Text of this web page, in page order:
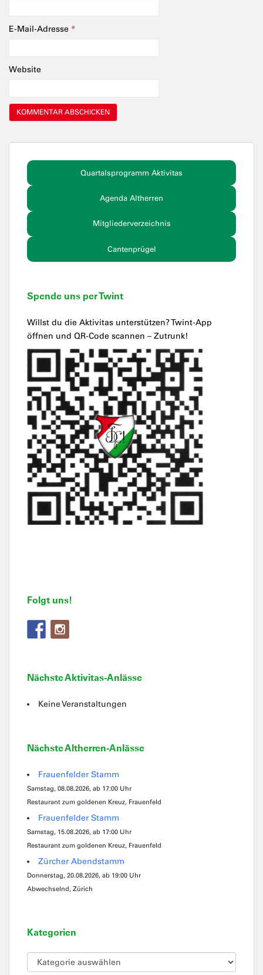
E-Mail-Adresse *
Website
Quartalsprogramm Aktivitas
Agenda Altherren
Mitgliederverzeichnis
Cantenprügel
Spende uns per Twint
Willst du die Aktivitas unterstützen? Twint-App
öffnen und QR-Code scannen – Zutrunk!
Folgt uns!
Nächste Aktivitas-Anlässe
Keine Veranstaltungen
Nächste Altherren-Anlässe
Frauenfelder Stamm
Samstag, 08.08.2026, ab 17:00 Uhr
Restaurant zum goldenen Kreuz, Frauenfeld
Frauenfelder Stamm
Samstag, 15.08.2026, ab 17:00 Uhr
Restaurant zum goldenen Kreuz, Frauenfeld
Zürcher Abendstamm
Donnerstag, 20.08.2026, ab 19:00 Uhr
Abwechselnd, Zürich
Kategorien
Kategorien